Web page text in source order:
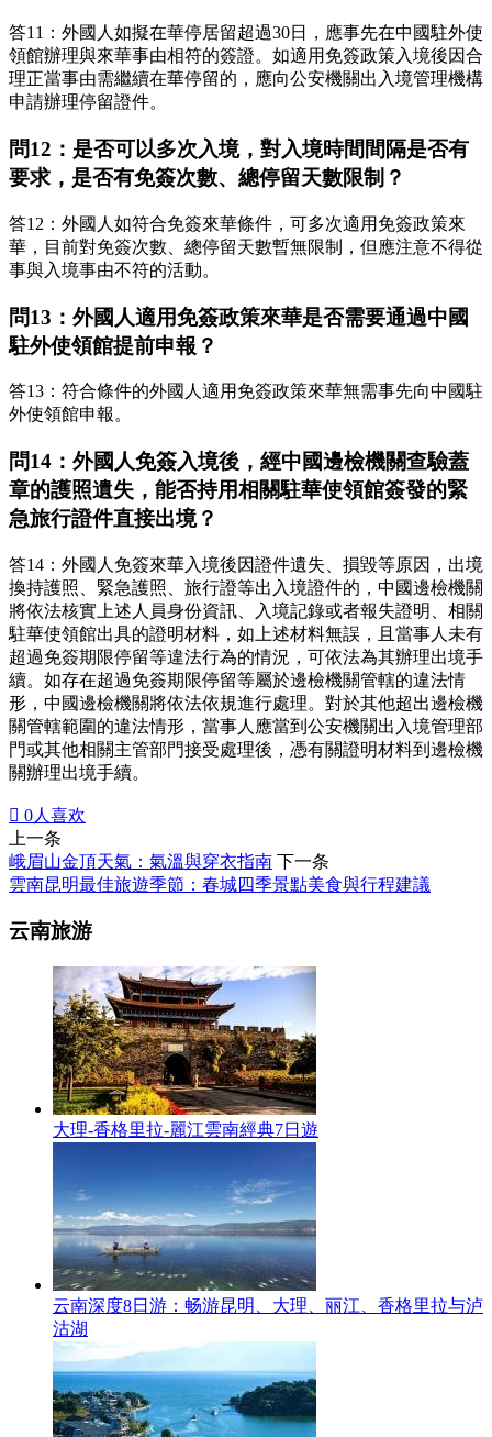
答11：外國人如擬在華停居留超過30日，應事先在中國駐外使
領館辦理與來華事由相符的簽證。如適用免簽政策入境後因合
理正當事由需繼續在華停留的，應向公安機關出入境管理機構
申請辦理停留證件。
問12：是否可以多次入境，對入境時間間隔是否有
要求，是否有免簽次數、總停留天數限制？
答12：外國人如符合免簽來華條件，可多次適用免簽政策來
華，目前對免簽次數、總停留天數暫無限制，但應注意不得從
事與入境事由不符的活動。
問13：外國人適用免簽政策來華是否需要通過中國
駐外使領館提前申報？
答13：符合條件的外國人適用免簽政策來華無需事先向中國駐
外使領館申報。
問14：外國人免簽入境後，經中國邊檢機關查驗蓋
章的護照遺失，能否持用相關駐華使領館簽發的緊
急旅行證件直接出境？
答14：外國人免簽來華入境後因證件遺失、損毀等原因，出境
換持護照、緊急護照、旅行證等出入境證件的，中國邊檢機關
將依法核實上述人員身份資訊、入境記錄或者報失證明、相關
駐華使領館出具的證明材料，如上述材料無誤，且當事人未有
超過免簽期限停留等違法行為的情況，可依法為其辦理出境手
續。如存在超過免簽期限停留等屬於邊檢機關管轄的違法情
形，中國邊檢機關將依法依規進行處理。對於其他超出邊檢機
關管轄範圍的違法情形，當事人應當到公安機關出入境管理部
門或其他相關主管部門接受處理後，憑有關證明材料到邊檢機
關辦理出境手續。
 0人喜欢
上一条
峨眉山金頂天氣：氣溫與穿衣指南 下一条
雲南昆明最佳旅遊季節：春城四季景點美食與行程建議
云南旅游
大理-香格里拉-麗江雲南經典7日遊
云南深度8日游：畅游昆明、大理、丽江、香格里拉与泸
沽湖